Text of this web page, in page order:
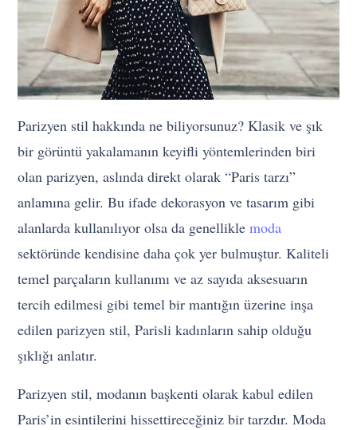
Parizyen stil hakkında ne biliyorsunuz? Klasik ve şık
bir görüntü yakalamanın keyifli yöntemlerinden biri
olan parizyen, aslında direkt olarak “Paris tarzı”
anlamına gelir. Bu ifade dekorasyon ve tasarım gibi
alanlarda kullanılıyor olsa da genelliklemoda
sektöründe kendisine daha çok yer bulmuştur. Kaliteli
temel parçaların kullanımı ve az sayıda aksesuarın
tercih edilmesi gibi temel bir mantığın üzerine inşa
edilen parizyen stil, Parisli kadınların sahip olduğu
şıklığı anlatır.
Parizyen stil, modanın başkenti olarak kabul edilen
Paris’in esintilerini hissettireceğiniz bir tarzdır. Moda